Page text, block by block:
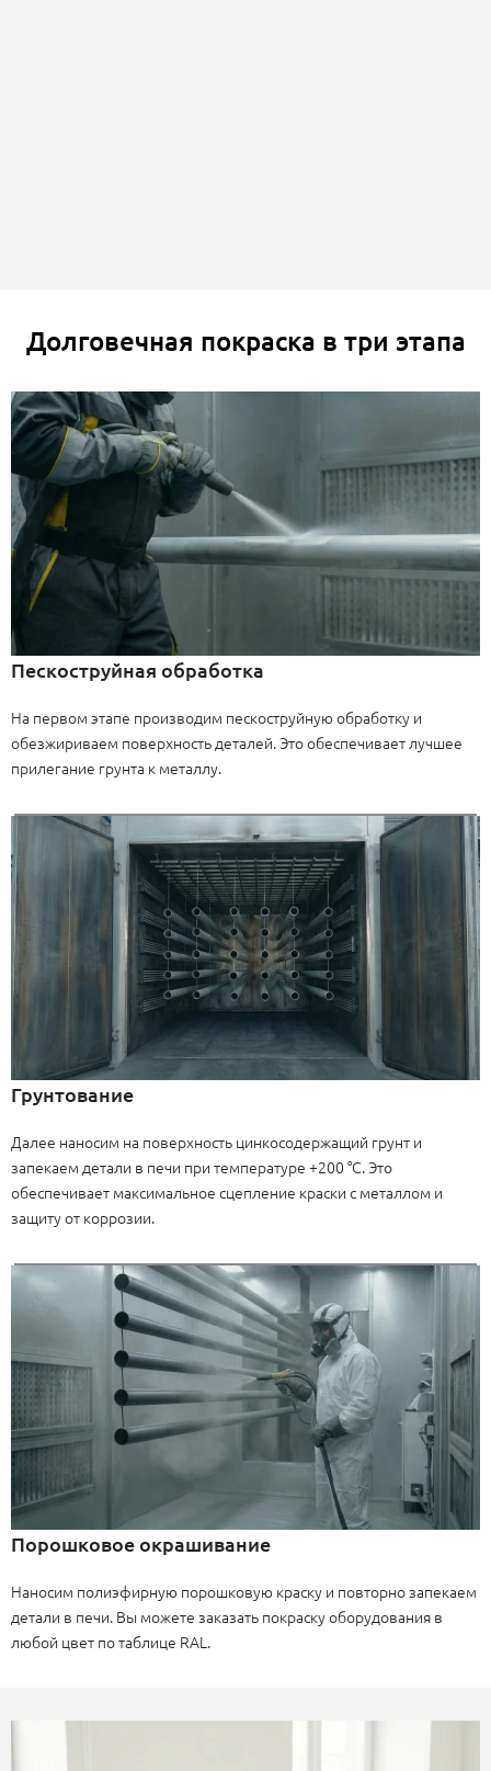
Долговечная покраска в три этапа
Пескоструйная обработка
На первом этапе производим пескоструйную обработку и
обезжириваем поверхность деталей. Это обеспечивает лучшее
прилегание грунта к металлу.
Грунтование
Далее наносим на поверхность цинкосодержащий грунт и
запекаем детали в печи при температуре +200 °C. Это
обеспечивает максимальное сцепление краски с металлом и
защиту от коррозии.
Порошковое окрашивание
Наносим полиэфирную порошковую краску и повторно запекаем
детали в печи. Вы можете заказать покраску оборудования в
любой цвет по таблице RAL.